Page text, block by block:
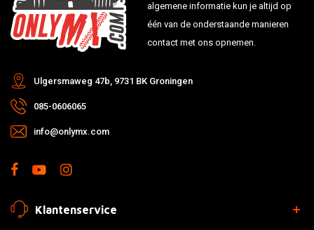
algemene informatie kun je altijd op
één van de onderstaande manieren
contact met ons opnemen.
Ulgersmaweg 47b, 9731 BK Groningen
085-0606065
info@onlymx.com
Klantenservice